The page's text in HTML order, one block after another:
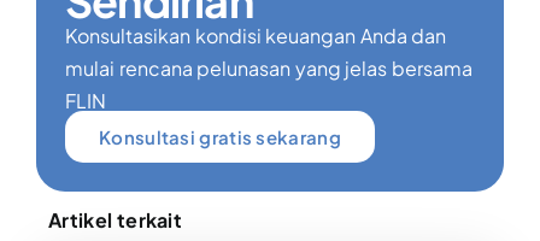
Konsultasikan kondisi keuangan Anda dan
mulai rencana pelunasan yang jelas bersama
FLIN
Konsultasi gratis sekarang
Artikel terkait